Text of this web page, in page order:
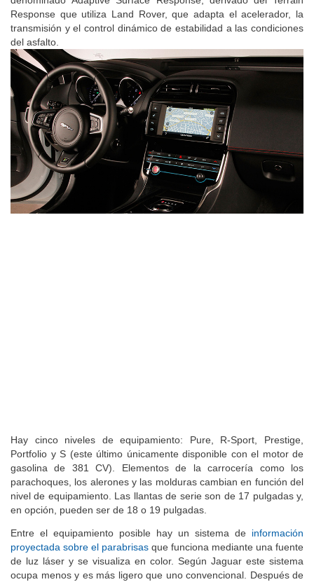
Response que utiliza Land Rover, que adapta el acelerador, la
transmisión y el control dinámico de estabilidad a las condiciones
del asfalto.
Hay cinco niveles de equipamiento: Pure, R-Sport, Prestige,
Portfolio y S (este último únicamente disponible con el motor de
gasolina de 381 CV). Elementos de la carrocería como los
parachoques, los alerones y las molduras cambian en función del
nivel de equipamiento. Las llantas de serie son de 17 pulgadas y,
en opción, pueden ser de 18 o 19 pulgadas.
Entre el equipamiento posible hay un sistema de información
proyectada sobre el parabrisas que funciona mediante una fuente
de luz láser y se visualiza en color. Según Jaguar este sistema
ocupa menos y es más ligero que uno convencional. Después de